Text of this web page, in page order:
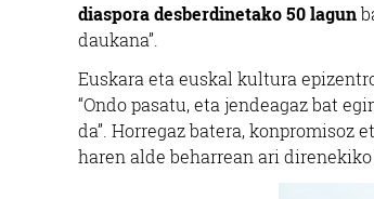
diaspora desberdinetako 50 lagun
daukana”.
Euskara eta euskal kultura
“Ondo pasatu, eta jendeagaz bat
da”. Horregaz batera, konpromisoz
haren alde beharrean ari